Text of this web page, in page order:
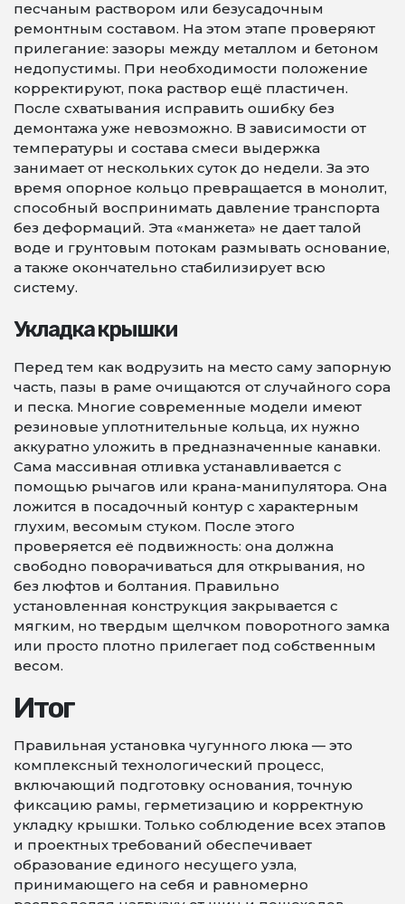
песчаным раствором или безусадочным
ремонтным составом. На этом этапе проверяют
прилегание: зазоры между металлом и бетоном
недопустимы. При необходимости положение
корректируют, пока раствор ещё пластичен.
После схватывания исправить ошибку без
демонтажа уже невозможно. В зависимости от
температуры и состава смеси выдержка
занимает от нескольких суток до недели. За это
время опорное кольцо превращается в монолит,
способный воспринимать давление транспорта
без деформаций. Эта «манжета» не дает талой
воде и грунтовым потокам размывать основание,
а также окончательно стабилизирует всю
систему.
Укладка крышки
Перед тем как водрузить на место саму запорную
часть, пазы в раме очищаются от случайного сора
и песка. Многие современные модели имеют
резиновые уплотнительные кольца, их нужно
аккуратно уложить в предназначенные канавки.
Сама массивная отливка устанавливается с
помощью рычагов или крана-манипулятора. Она
ложится в посадочный контур с характерным
глухим, весомым стуком. После этого
проверяется её подвижность: она должна
свободно поворачиваться для открывания, но
без люфтов и болтания. Правильно
установленная конструкция закрывается с
мягким, но твердым щелчком поворотного замка
или просто плотно прилегает под собственным
весом.
Итог
Правильная установка чугунного люка — это
комплексный технологический процесс,
включающий подготовку основания, точную
фиксацию рамы, герметизацию и корректную
укладку крышки. Только соблюдение всех этапов
и проектных требований обеспечивает
образование единого несущего узла,
принимающего на себя и равномерно